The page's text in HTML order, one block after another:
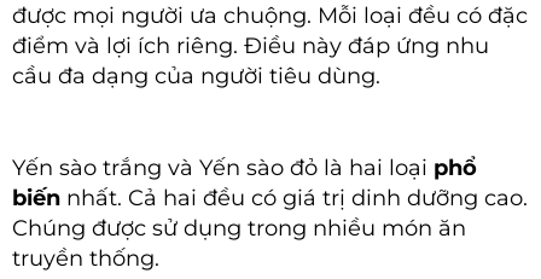
được mọi người ưa chuộng. Mỗi loại đều có đặc
điểm và lợi ích riêng. Điều này đáp ứng nhu
cầu đa dạng của người tiêu dùng.
Yến sào trắng và Yến sào đỏ là hai loại phổ
biến nhất. Cả hai đều có giá trị dinh dưỡng cao.
Chúng được sử dụng trong nhiều món ăn
truyền thống.